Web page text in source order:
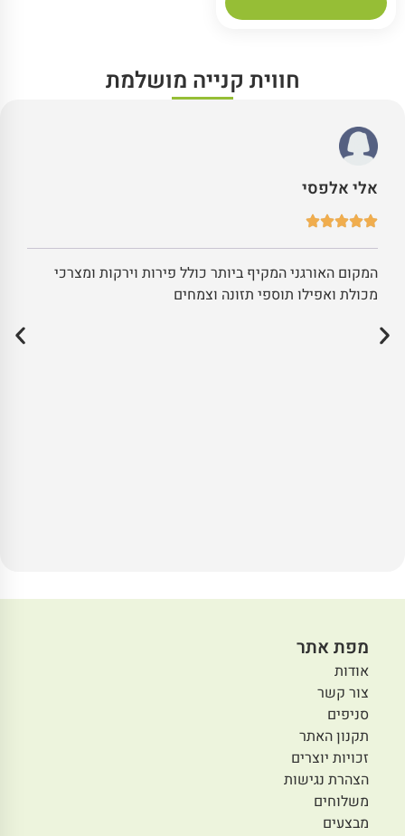
חווית קנייה מושלמת
אלי אלפסי
המקום האורגני המקיף ביותר כולל פירות וירקות ומצרכי
מכולת ואפילו תוספי תזונה וצמחים
מפת אתר
אודות
צור קשר
סניפים
תקנון האתר
זכויות יוצרים
הצהרת נגישות
משלוחים
מבצעים